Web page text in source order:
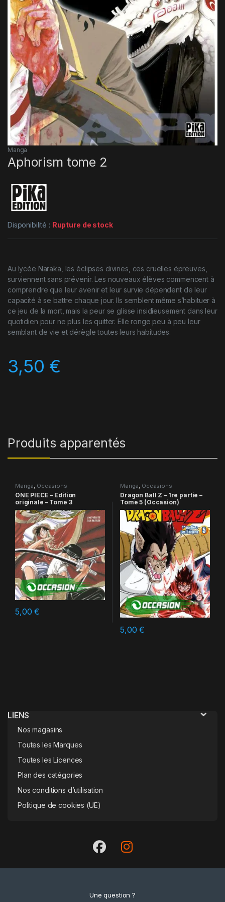
Manga
Aphorism tome 2
Disponibilité : Rupture de stock
Au lycée Naraka, les éclipses divines, ces cruelles épreuves,
surviennent sans prévenir. Les nouveaux élèves commencent à
comprendre que leur avenir et leur survie dépendent de leur
capacité à se battre chaque jour. Ils semblent même s’habituer à
ce jeu de la mort, mais la peur se glisse insidieusement dans leur
quotidien pour ne plus les quitter. Elle ronge peu à peu leur
semblant de vie et dérègle toutes leurs habitudes.
3,50 €
Produits apparentés
Manga, Occasions
ONE PIECE – Edition
originale – Tome 3
5,00€
Manga, Occasions
Dragon Ball Z – 1re partie –
Tome 5 (Occasion)
5,00€
LIENS
Nos magasins
Toutes les Marques
Toutes les Licences
Plan des catégories
Nos conditions d’utilisation
Politique de cookies (UE)
Une question ?